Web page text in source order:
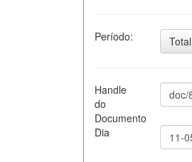
Período: Total
Handle
do
Documento
Dia